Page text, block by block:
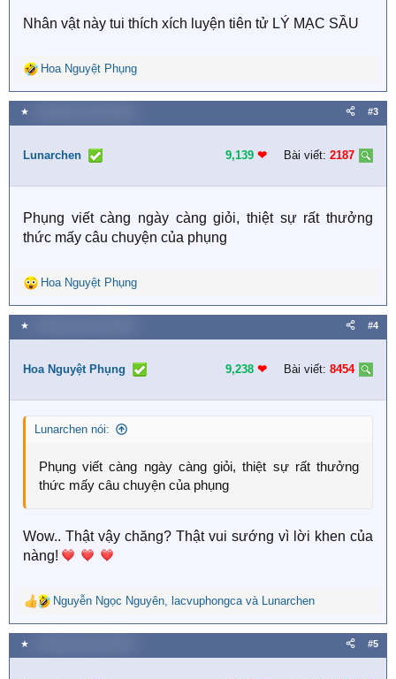
:Nhân vật này tui thích xích luyện tiên tử LÝ MẠC SẦU
R
e
a
c
i
n
:
Hoa Nguyệt Phụng
★ #3
Lunarchen 9,139 ❤︎ Bài viết: 2187
Phụng viết càng ngày càng giỏi, thiệt sự rất thưởng
thức mấy câu chuyện của phụng
R
e
a
c
i
n
s
Hoa Nguyệt Phụng
★ #4
Hoa Nguyệt Phụng 9,238 ❤︎ Bài viết: 8454
Lunarchen nói:
Phụng viết càng ngày càng giỏi, thiệt sự rất thưởng
thức mấy câu chuyện của phụng
Wow.. Thật vậy chăng? Thật vui sướng vì lời khen của
nàng!
R
e
a
c
Nguyễn Ngọc Nguyên, lacvuphongcavà Lunarchen
★ #5